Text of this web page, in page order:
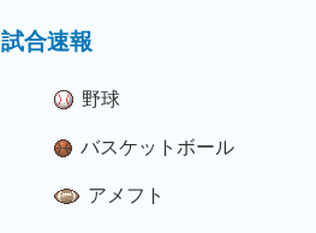
試合速報
野球
バスケットボール
アメフト